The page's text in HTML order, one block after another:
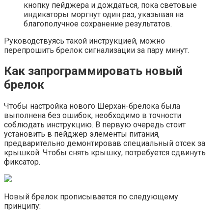
кнопку пейджера и дождаться, пока световые
индикаторы моргнут один раз, указывая на
благополучное сохранение результатов.
Руководствуясь такой инструкцией, можно
перепрошить брелок сигнализации за пару минут.
Как запрограммировать новый
брелок
Чтобы настройка нового Шерхан-брелока была
выполнена без ошибок, необходимо в точности
соблюдать инструкцию. В первую очередь стоит
установить в пейджер элементы питания,
предварительно демонтировав специальный отсек за
крышкой. Чтобы снять крышку, потребуется сдвинуть
фиксатор.
Новый брелок прописывается по следующему
принципу: